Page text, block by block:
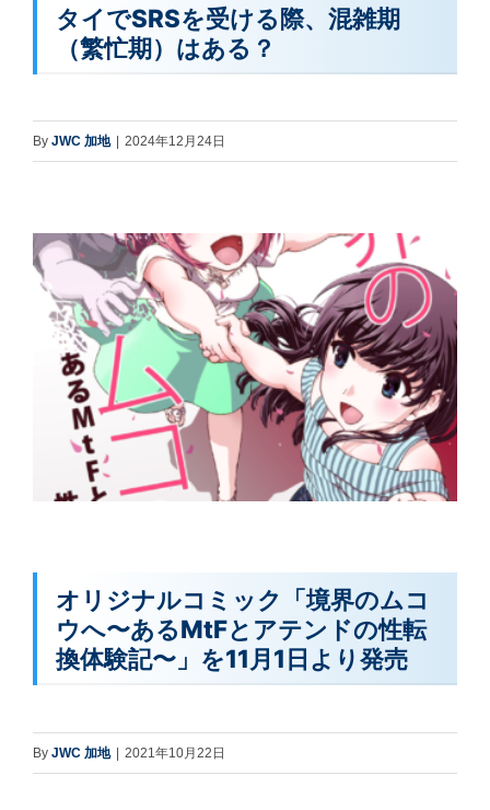
タイでSRSを受ける際、混雑期
（繁忙期）はある？
By JWC 加地 2024年12月24日
オリジナルコミック「境界のムコ
ウへ〜あるMtFとアテンドの性転
換体験記〜」を11月1日より発売
By JWC 加地 | 2021年10月22日